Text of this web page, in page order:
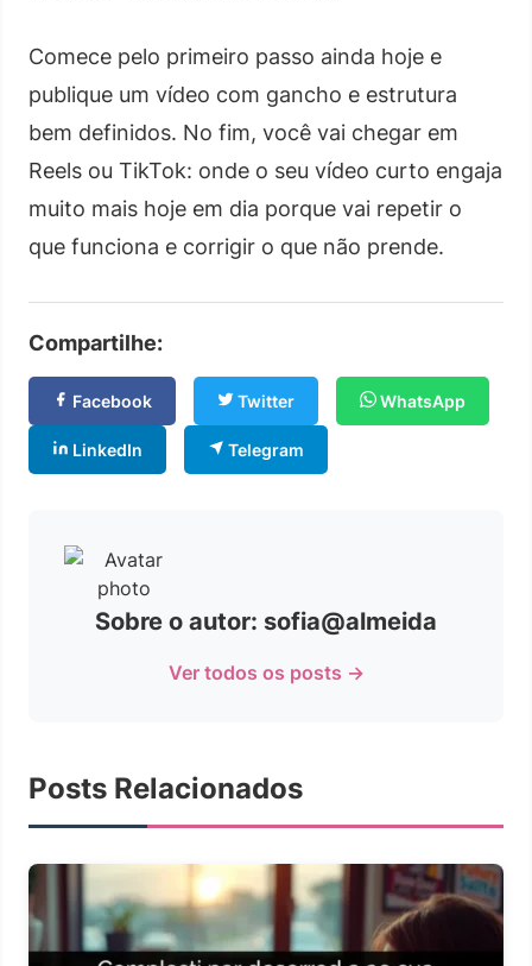
Comece pelo primeiro passo ainda hoje e
publique um vídeo com gancho e estrutura
bem definidos. No fim, você vai chegar em
Reels ou TikTok: onde o seu vídeo curto engaja
muito mais hoje em dia porque vai repetir o
que funciona e corrigir o que não prende.
Compartilhe:
Facebook Twitter WhatsApp
LinkedIn Telegram
Sobre o autor: sofia@almeida
Ver todos os posts →
Posts Relacionados